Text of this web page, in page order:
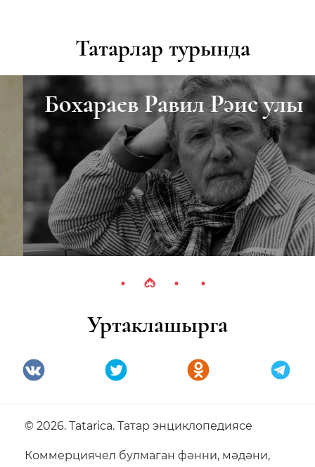
Татарлар турында
Бохараев Равил Рәис улы
Уртаклашырга
© 2026. Tatarica. Татар энциклопедиясе
Коммерциячел булмаган фәнни, мәдәни,